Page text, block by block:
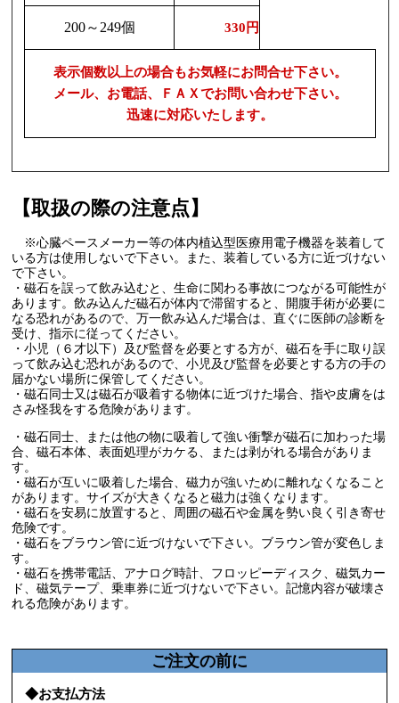
200～249個 330円
表示個数以上の場合もお気軽にお問合せ下さい。
メール、お電話、ＦＡＸでお問い合わせ下さい。
迅速に対応いたします。
【取扱の際の注意点】
※心臓ペースメーカー等の体内植込型医療用電子機器を装着して
いる方は使用しないで下さい。また、装着している方に近づけない
で下さい。
・磁石を誤って飲み込むと、生命に関わる事故につながる可能性が
あります。飲み込んだ磁石が体内で滞留すると、開腹手術が必要に
なる恐れがあるので、万一飲み込んだ場合は、直ぐに医師の診断を
受け、指示に従ってください。
・小児（６才以下）及び監督を必要とする方が、磁石を手に取り誤
って飲み込む恐れがあるので、小児及び監督を必要とする方の手の
届かない場所に保管してください。
・磁石同士又は磁石が吸着する物体に近づけた場合、指や皮膚をは
さみ怪我をする危険があります。
・磁石同士、または他の物に吸着して強い衝撃が磁石に加わった場
合、磁石本体、表面処理がカケる、または剥がれる場合がありま
す。
・磁石が互いに吸着した場合、磁力が強いために離れなくなること
があります。サイズが大きくなると磁力は強くなります。
・磁石を安易に放置すると、周囲の磁石や金属を勢い良く引き寄せ
危険です。
・磁石をブラウン管に近づけないで下さい。ブラウン管が変色しま
す。
・磁石を携帯電話、アナログ時計、フロッピーディスク、磁気カー
ド、磁気テープ、乗車券に近づけないで下さい。記憶内容が破壊さ
れる危険があります。
ご注文の前に
◆お支払方法